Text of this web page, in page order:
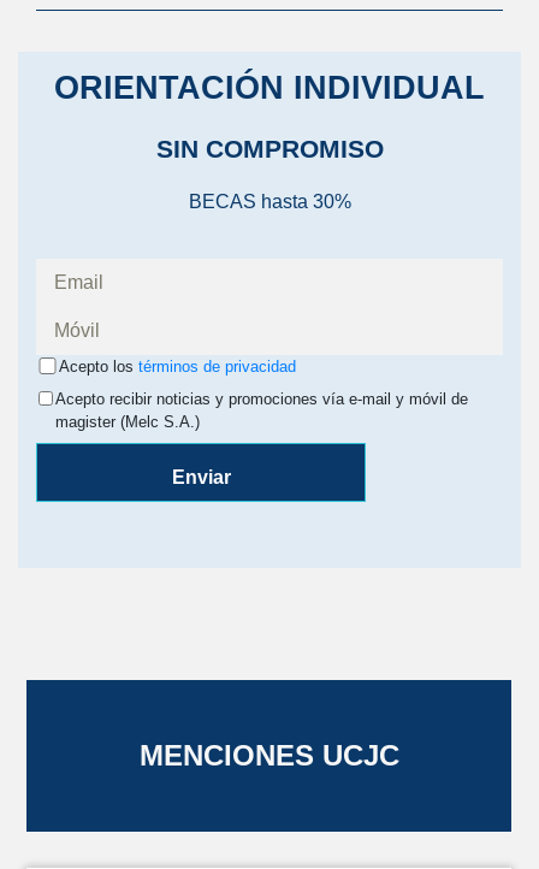
ORIENTACIÓN INDIVIDUAL
SIN COMPROMISO
BECAS hasta 30%
Acepto los términos de privacidad
Acepto recibir noticias y promociones vía e-mail y móvil de
magister (Melc S.A.)
Enviar
MENCIONES UCJC